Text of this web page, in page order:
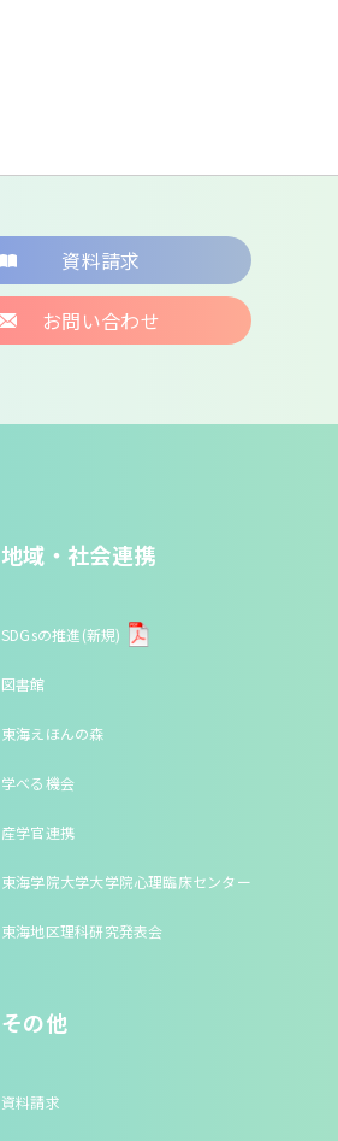
資料請求
お問い合わせ
地域・社会連携
SDGsの推進(新規)
図書館
東海えほんの森
学べる機会
産学官連携
東海学院大学大学院心理臨床センター
東海地区理科研究発表会
その他
資料請求